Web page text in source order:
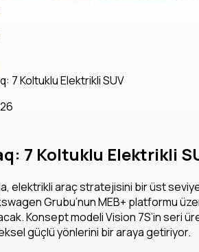
7 Koltuklu Elektrikli SUV
7 Koltuklu Elektrikli
elektrikli araç stratejisini bir üst
Grubu’nun MEB+ platformu
Konsept modeli Vision 7S’in seri
güçlü yönlerini bir araya getiriyor.